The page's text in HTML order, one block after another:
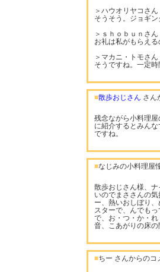
＞ハウオリヤコさん
そうそう。ジョギ
＞ｓｈｏｂｕｎさん
お礼は私がもらえ
＞マカニ・トモさん
そうですね。一定
■散歩おじさん さん
残念ながら小料理
に紹介するとみん
ですね。
■なじみの小料理屋
散歩おじさん様、
いのでまささんの
ー、熱いおしぼり
スターで、んでも
で、お・つ・か・
音、こあがりの床
■ちー さんからのコ